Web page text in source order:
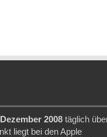
2008 täglich
liegt bei den Apple